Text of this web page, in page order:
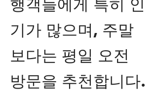
행객들에게 특히 인
기가 많으며, 주말
보다는 평일 오전
방문을 추천합니다.